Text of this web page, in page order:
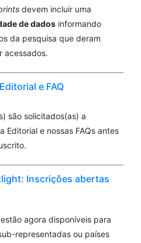
devem incluir uma
de dados informando
da pesquisa que deram
acessados.
e FAQ
são solicitados(as) a
Editorial e nossas FAQs antes
Inscrições abertas
agora disponíveis para
representadas ou países